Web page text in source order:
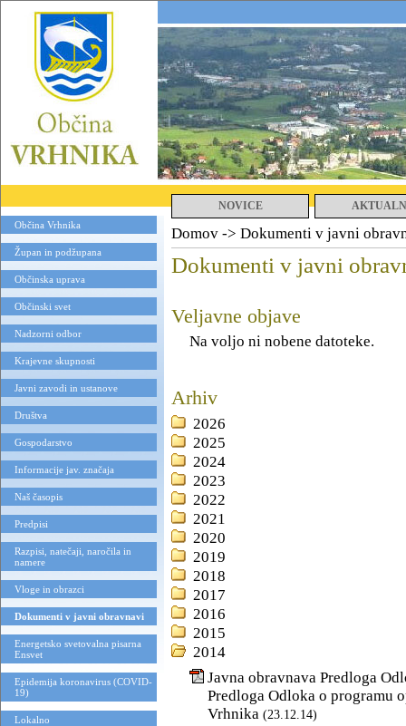
NOVICE
Občina Vrhnika
Župan in podžupana
Občinska uprava
Občinski svet
Nadzorni odbor
Krajevne skupnosti
Javni zavodi in ustanove
Društva
Gospodarstvo
Informacije jav. značaja
Naš časopis
Predpisi
Razpisi, natečaji, naročila in
namere
Vloge in obrazci
Dokumenti v javni obravnavi
Energetsko svetovalna pisarna
Ensvet
Epidemija koronavirus (COVID-
19)
Lokalno
Domov -> Dokumenti v javni
Dokumenti v javni
Veljavne objave
Na voljo ni nobene datoteke.
Arhiv
2026
2025
2024
2023
2022
2021
2020
2019
2018
2017
2016
2015
2014
Javna obravnava Predloga
Predloga Odloka o programu
Vrhnika (23.12.14)